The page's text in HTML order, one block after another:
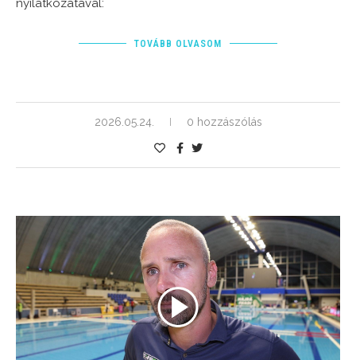
nyilatkozatával:
TOVÁBB OLVASOM
2026.05.24. 0 hozzászólás